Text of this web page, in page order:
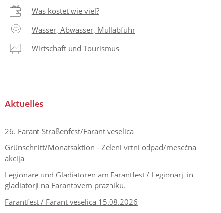
Was kostet wie viel?
Wasser, Abwasser, Müllabfuhr
Wirtschaft und Tourismus
Aktuelles
26. Farant-Straßenfest/Farant veselica
Grünschnitt/Monatsaktion - Zeleni vrtni odpad/mesečna
akcija
Legionäre und Gladiatoren am Farantfest / Legionarji in
gladiatorji na Farantovem prazniku.
Farantfest / Farant veselica 15.08.2026